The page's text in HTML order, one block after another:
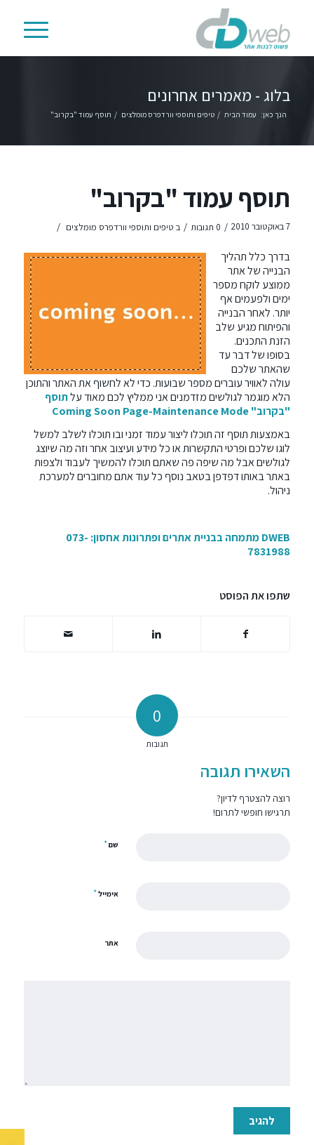
בלוג - מאמרים אחרונים
הנך כאן: עמוד הבית / טיפים ותוספי וורדפרס מומלצים / תוסף עמוד "בקרוב"
תוסף עמוד "בקרוב"
7 באוקטובר 2010 / 0 תגובות / ב טיפים ותוספי וורדפרס מומלצים /
בדרך כלל תהליך
הבנייה של אתר
ממוצע לוקח מספר
ימים ולפעמים אף
יותר. לאחר הבנייה
והפיתוח מגיע שלב
הזנת התכנים.
בסופו של דבר עד
שהאתר שלכם
עולה לאוויר עוברים מספר שבועות. כדי לא לחשוף את האתר והתוכן
הלא מוגמר לגולשים מזדמנים אני ממליץ לכם מאוד עלתוסף
"בקרוב" Coming Soon Page-Maintenance Mode
באמצעות תוסף זה תוכלו ליצור עמוד זמני ובו תוכלו לשלב למשל
לוגו שלכם ופרטי התקשרות או כל מידע ועיצוב אחר וזה מה שיוצג
לגולשים אבל מה שיפה פה שאתם תוכלו להמשיך לעבוד ולצפות
באתר באותו דפדפן בטאב נוסף כל עוד אתם מחוברים למערכת
ניהול.
DWEB מתמחה בבניית אתרים
ופתרונות אחסון: 073-
7831988
שתפו את הפוסט
0
תגובות
השאירו תגובה
רוצה להצטרף לדיון?
תרגישו חופשי לתרום!
שם*
אימייל*
אתר